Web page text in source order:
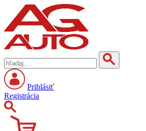
Prihlásiť
Registrácia